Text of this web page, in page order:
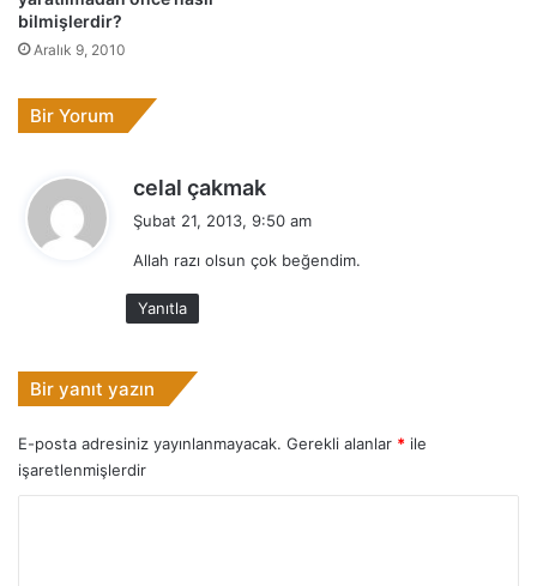
bilmişlerdir?
Aralık 9, 2010
Bir Yorum
celal çakmak
i
Şubat 21, 2013, 9:50 am
Allah razı olsun çok beğendim.
Yanıtla
Bir yanıt yazın
E-posta adresiniz yayınlanmayacak. Gerekli alanlar * ile
işaretlenmişlerdir